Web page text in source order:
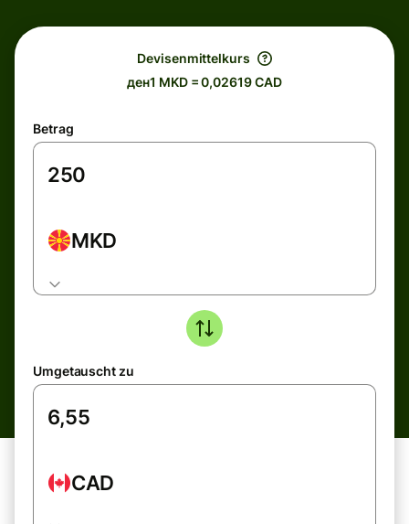
Devisenmittelkurs
ден1 MKD = 0,02619 CAD
Betrag
MKD
Umgetauscht zu
CAD